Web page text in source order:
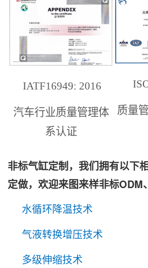
IATF16949: 2016
汽车行业质量管理体
系认证
质量
非标气缸定制，我们拥有以下
定做，欢迎来图来样非标ODM
水循环降温技术
气液转换增压技术
多级伸缩技术